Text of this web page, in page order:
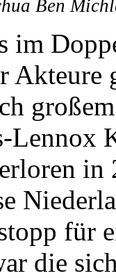
im
Akteure
Lennox
für
die